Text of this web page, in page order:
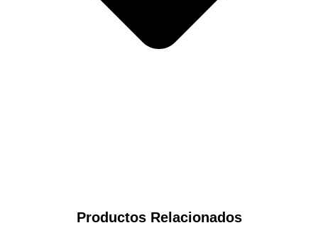
Productos Relacionados